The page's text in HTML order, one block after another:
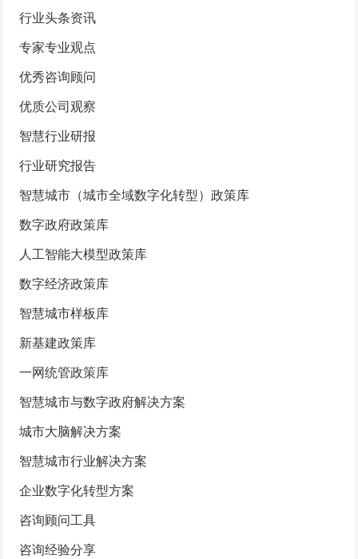
行业头条资讯
专家专业观点
优秀咨询顾问
优质公司观察
智慧行业研报
行业研究报告
智慧城市（城市全域数字化转型）政策库
数字政府政策库
人工智能大模型政策库
数字经济政策库
智慧城市样板库
新基建政策库
一网统管政策库
智慧城市与数字政府解决方案
城市大脑解决方案
智慧城市行业解决方案
企业数字化转型方案
咨询顾问工具
咨询经验分享